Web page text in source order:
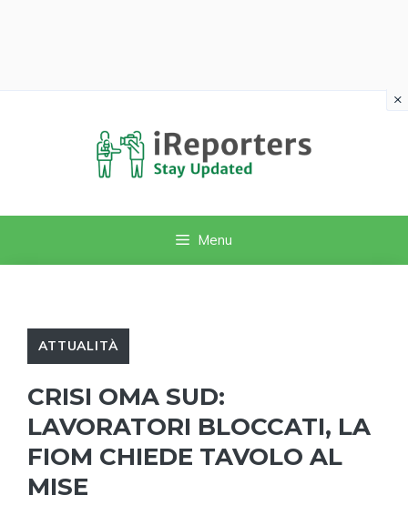
Menu
ATTUALITÀ
CRISI OMA SUD:
LAVORATORI BLOCCATI, LA
FIOM CHIEDE TAVOLO AL
MISE
×